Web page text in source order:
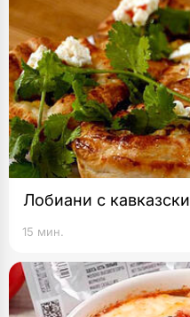
Лобиани с
15 мин.